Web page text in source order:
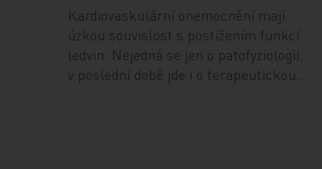
Kardiovaskulární onemocnění mají
úzkou souvislost s postižením funkcí
ledvin. Nejedná se jen o patofyziologii,
v poslední době jde i o terapeutickou…